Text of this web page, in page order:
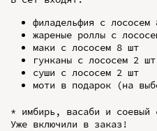
филадельфия с лососем
жареные роллы с
маки с лососем 8 шт
гунканы с лососем 2 шт
суши с лососем 2 шт
моти в подарок (на
* имбирь, васаби и
Уже включили в заказ!